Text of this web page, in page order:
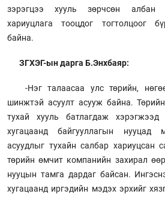
зэрэгцээ хууль зөрчсөн албан
хариуцлага тооцдог тогтолцоог
байна.
ЗГХЭГ-ын дарга Б.Энхбаяр:
-Нэг талаасаа улс төрийн,
шинжтэй асуулт асууж байна.
тухай хууль батлагдаж
хугацаанд байгууллагын нууцад
асуудлыг тухайн салбар хариуцсан
төрийн өмчит компанийн захирал
нууцын тамга дардаг байсан.
хугацаанд иргэдийн мэдэх эрхийг